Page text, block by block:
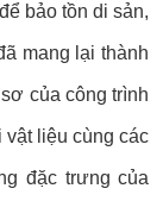
bảo tồn di sản,
mang lại thành
của công trình
liệu cùng các
đặc trưng của